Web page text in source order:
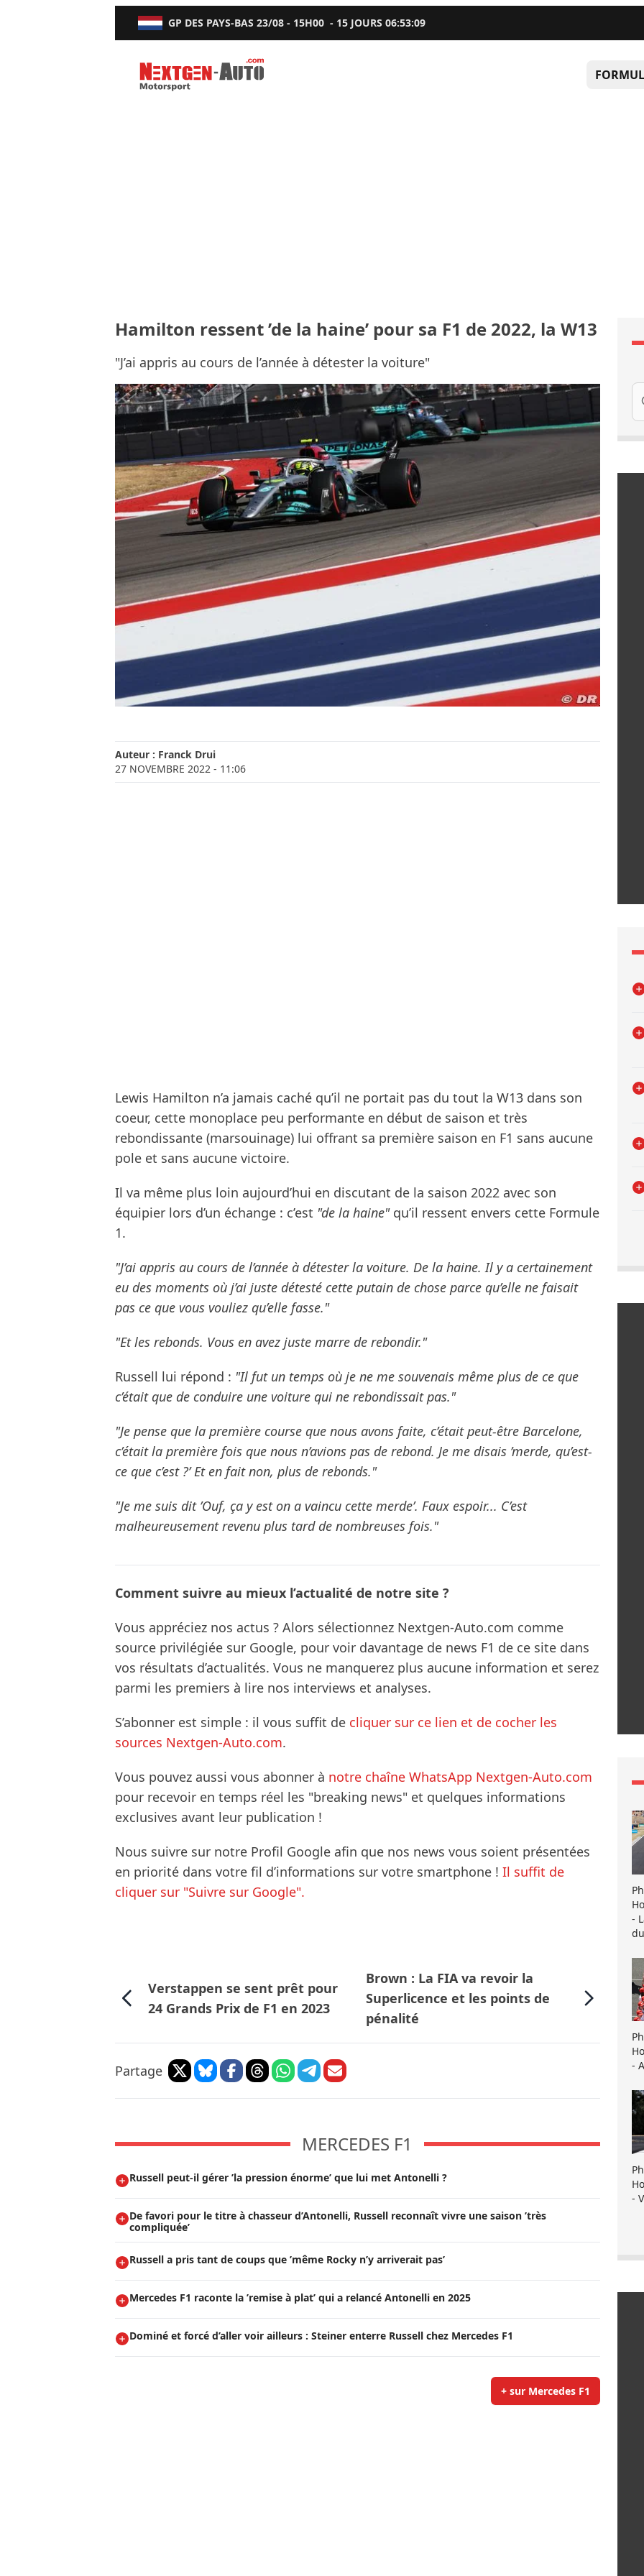
GP DES PAYS-BAS 23/08 - 15H00 - 15 JOURS06:53:08
Nextgen-Auto.com
Hamilton ressent ’de la haine’ pour sa F1 de 2022, la W13
"J’ai appris au cours de l’année à détester la voiture"
Auteur : Franck Drui
27 NOVEMBRE 2022 - 11:06
Lewis Hamilton n’a jamais caché qu’il ne portait pas du tout la W13 dans son
coeur, cette monoplace peu performante en début de saison et très
rebondissante (marsouinage) lui offrant sa première saison en F1 sans aucune
pole et sans aucune victoire.
Il va même plus loin aujourd’hui en discutant de la saison 2022 avec son
équipier lors d’un échange : c’est "de la haine"qu’il ressent envers cette Formule
1.
"J’ai appris au cours de l’année à détester la voiture. De la haine. Il y a certainement
eu des moments où j’ai juste détesté cette putain de chose parce qu’elle ne faisait
pas ce que vous vouliez qu’elle fasse."
"Et les rebonds. Vous en avez juste marre de rebondir."
Russell lui répond : "Il fut un temps où je ne me souvenais même plus de ce que
c’était que de conduire une voiture qui ne rebondissait pas."
"Je pense que la première course que nous avons faite, c’était peut-être Barcelone,
c’était la première fois que nous n’avions pas de rebond. Je me disais ’merde, qu’est-
ce que c’est ?’ Et en fait non, plus de rebonds."
"Je me suis dit ’Ouf, ça y est on a vaincu cette merde’. Faux espoir... C’est
malheureusement revenu plus tard de nombreuses fois."
Comment suivre au mieux l’actualité de notre site ?
Vous appréciez nos actus ? Alors sélectionnez Nextgen-Auto.com comme
source privilégiée sur Google, pour voir davantage de news F1 de ce site dans
vos résultats d’actualités. Vous ne manquerez plus aucune information et serez
parmi les premiers à lire nos interviews et analyses.
S’abonner est simple : il vous suffit de cliquer sur ce lien et de cocher les
sources Nextgen-Auto.com.
Vous pouvez aussi vous abonner à notre chaîne WhatsApp Nextgen-Auto.com
pour recevoir en temps réel les "breaking news" et quelques informations
exclusives avant leur publication !
Nous suivre sur notre Profil Google afin que nos news vous soient présentées
en priorité dans votre fil d’informations sur votre smartphone ! Il suffit de
cliquer sur "Suivre sur Google".
Verstappen se sent prêt pour
24 Grands Prix de F1 en 2023
Brown : La FIA va revoir la
Superlicence et les points de
pénalité
Partage
MERCEDES F1
Russell peut-il gérer ’la pression énorme’ que lui met Antonelli ?
De favori pour le titre à chasseur d’Antonelli, Russell reconnaît vivre une saison ’très
compliquée’
Russell a pris tant de coups que ’même Rocky n’y arriverait pas’
Mercedes F1 raconte la ’remise à plat’ qui a relancé Antonelli en 2025
Dominé et forcé d’aller voir ailleurs : Steiner enterre Russell chez Mercedes F1
+ sur Mercedes F1
-
-
-